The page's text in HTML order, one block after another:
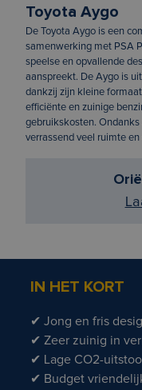
Toyota Aygo
De Toyota Aygo is een
samenwerking met PSA
speelse en opvallende
aanspreekt. De Aygo is
dankzij zijn kleine
efficiënte en zuinige
gebruikskosten.
verrassend veel ruimte en
IN HET KORT
✔ Jong en fris
✔ Zeer zuinig in
✔ Lage CO2-
✔ Budget